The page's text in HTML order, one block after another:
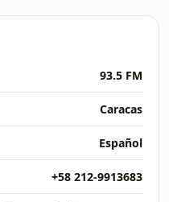
93.5 FM
Caracas
Español
+58 212-9913683